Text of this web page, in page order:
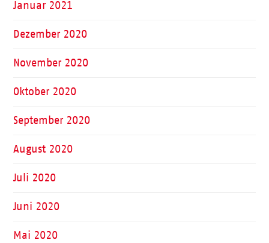
Januar 2021
Dezember 2020
November 2020
Oktober 2020
September 2020
August 2020
Juli 2020
Juni 2020
Mai 2020